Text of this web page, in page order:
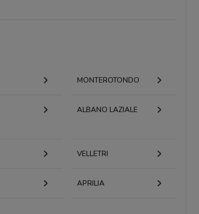
MONTEROTONDO
ALBANO LAZIALE
VELLETRI
APRILIA